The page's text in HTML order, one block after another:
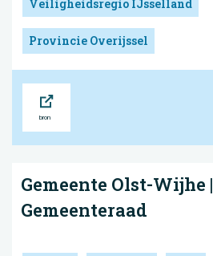
Veiligheidsregio IJsselland
Provincie Overijssel
Gemeente Olst-Wijhe |
Gemeenteraad